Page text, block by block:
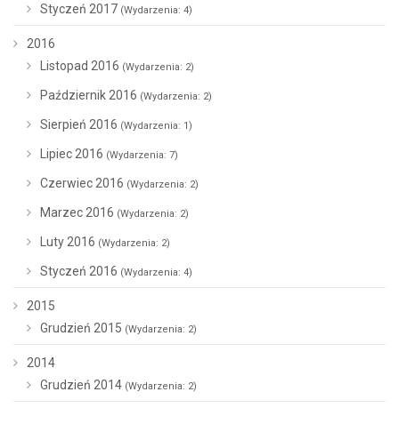
Styczeń 2017 (Wydarzenia: 4)
2016
Listopad 2016 (Wydarzenia: 2)
Październik 2016 (Wydarzenia: 2)
Sierpień 2016 (Wydarzenia: 1)
Lipiec 2016 (Wydarzenia: 7)
Czerwiec 2016 (Wydarzenia: 2)
Marzec 2016 (Wydarzenia: 2)
Luty 2016 (Wydarzenia: 2)
Styczeń 2016 (Wydarzenia: 4)
2015
Grudzień 2015 (Wydarzenia: 2)
2014
Grudzień 2014 (Wydarzenia: 2)